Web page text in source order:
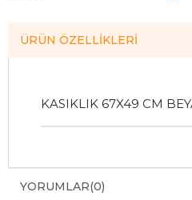
ÜRÜN ÖZELLIKLERI
KASIKLIK 67X49 CM
YORUMLAR(0)